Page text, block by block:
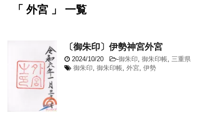
「 外宮 」 一覧
〔御朱印〕伊勢神宮外宮
2024/10/20 -御朱印, 御朱印帳, 三重県
御朱印, 御朱印帳, 外宮, 伊勢